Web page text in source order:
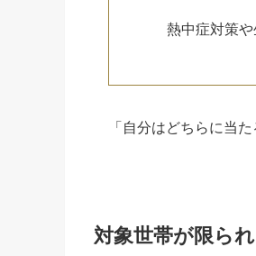
熱中症対策
「自分はどちらに当
対象世帯が限ら